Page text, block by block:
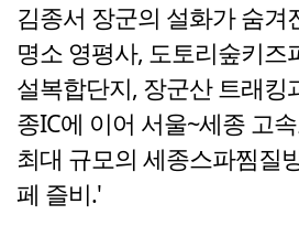
김종서 장군의 설화가 숨겨
명소 영평사, 도토리숲키즈
설복합단지, 장군산 트래킹
종IC에 이어 서울~세종 고
최대 규모의 세종스파찜질
페 즐비.'